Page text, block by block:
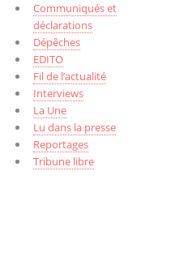
Communiqués et
déclarations
Dépêches
EDITO
Fil de l’actualité
Interviews
La Une
Lu dans la presse
Reportages
Tribune libre